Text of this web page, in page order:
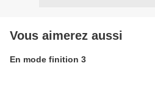
Vous aimerez aussi
En mode finition 3